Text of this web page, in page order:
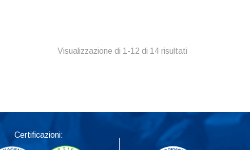
Visualizzazione di 1-12 di 14 risultati
Certificazioni: